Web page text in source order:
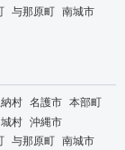
与那原町 南城市
村 名護市 本部町
村 沖縄市
与那原町 南城市